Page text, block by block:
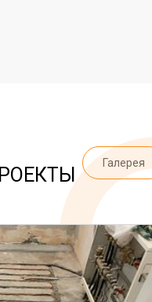
Галерея